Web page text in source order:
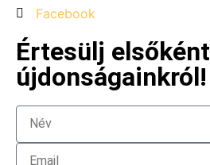
Facebook
Értesülj elsőként
újdonságainkról!